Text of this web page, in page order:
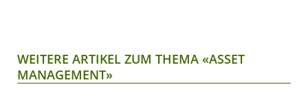
WEITERE ARTIKEL ZUM THEMA «ASSET
MANAGEMENT»